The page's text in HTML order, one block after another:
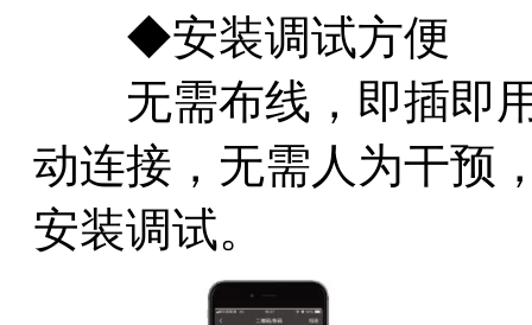
◆安装调试方便
无需布线，即插即用
动连接，无需人为干预
安装调试。